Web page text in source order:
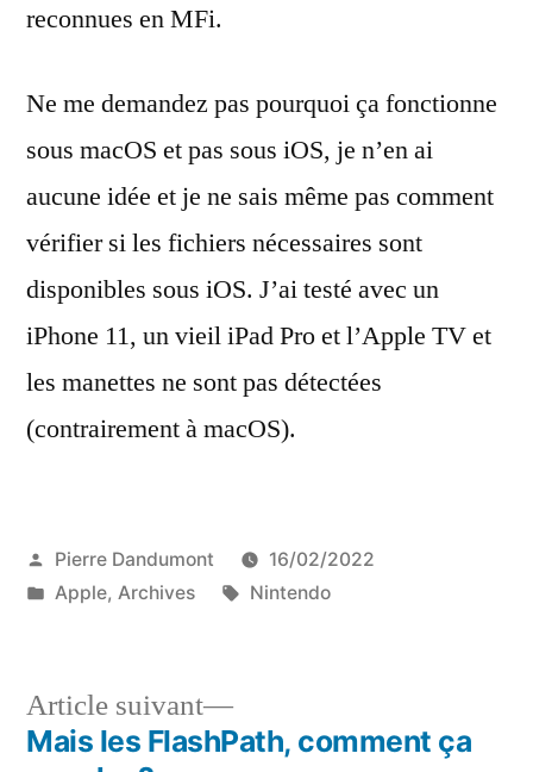
reconnues en MFi.
Ne me demandez pas pourquoi ça fonctionne
sous macOS et pas sous iOS, je n’en ai
aucune idée et je ne sais même pas comment
vérifier si les fichiers nécessaires sont
disponibles sous iOS. J’ai testé avec un
iPhone 11, un vieil iPad Pro et l’Apple TV et
les manettes ne sont pas détectées
(contrairement à macOS).
Publié
par
Pierre Dandumont
16/02/2022
Publié
Apple, Archives Étiquettes :
Nintendo
Article suivant
Article
suivant :
Mais les FlashPath, comment ça